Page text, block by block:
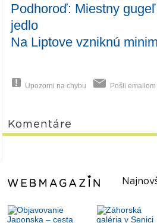
Podhoroď: Miestny
jedlo
Na Liptove vzniknú
Upozorni na chybu Pošli emailom
Komentáre